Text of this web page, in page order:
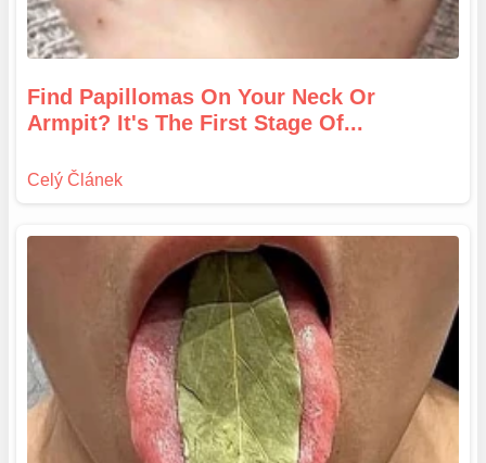
Find Papillomas On Your Neck Or
Armpit? It's The First Stage Of...